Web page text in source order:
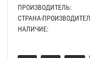
ПРОИЗВОДИТЕЛЬ:
СТРАНА-
НАЛИЧИЕ: